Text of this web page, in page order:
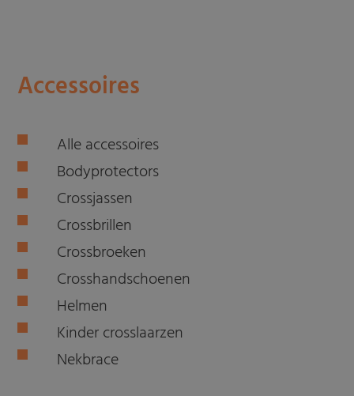
Accessoires
Alle accessoires
Bodyprotectors
Crossjassen
Crossbrillen
Crossbroeken
Crosshandschoenen
Helmen
Kinder crosslaarzen
Nekbrace